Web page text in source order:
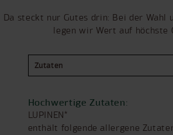
Da steckt nur Gutes drin: Bei der Wahl
legen wir Wert auf höchste
Hochwertige Zutaten:
LUPINEN*
enthält folgende allergene